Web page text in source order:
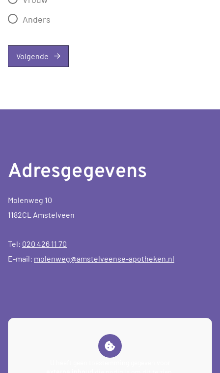
Anders
Volgende
Adresgegevens
Molenweg 10
1182CL Amstelveen
Tel: 020 426 11 70
E-mail: molenweg@amstelveense-apotheken.nl